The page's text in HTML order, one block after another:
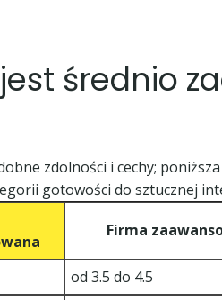
średnio
zdolności i cechy;
gotowości do sztucznej
Firma
od 3.5 do 4.5